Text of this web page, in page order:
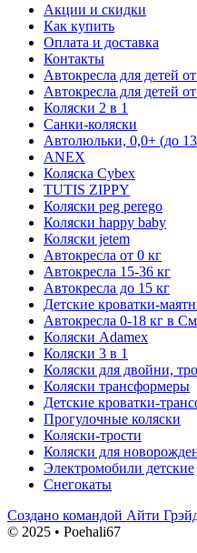
Акции и скидки
Как купить
Оплата и доставка
Контакты
Автокресла для детей
Автокресла для детей
Коляски 2 в 1
Санки-коляски
Автолюльки, 0,0+ (до
ANEX
Коляска Cybex
TUTIS ZIPPY
Коляски peg perego
Коляски happy baby
Коляски jetem
Автокресла от 0 кг
Автокресла 15-36 кг
Автокресла до 15 кг
Детские кроватки-
Автокресла 0-18 кг в
Коляски Adamex
Коляски 3 в 1
Коляски для двойни,
Коляски трансформеры
Детские кроватки-
Прогулочные коляски
Коляски-трости
Коляски для
Электромобили детские
Снегокаты
Создано командой Айти
© 2025 • Poehali67